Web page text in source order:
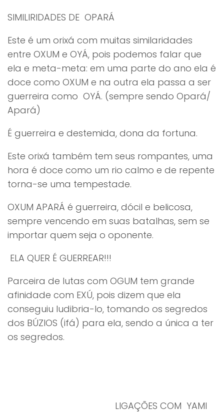
SIMILIRIDADES DE OPARÁ
Este é um orixá com muitas similaridades
entre OXUM e OYÁ, pois podemos falar que
ela e meta-meta: em uma parte do ano ela é
doce como OXUM e na outra ela passa a ser
guerreira como OYÁ. (sempre sendo Opará/
Apará)
É guerreira e destemida, dona da fortuna.
Este orixá também tem seus rompantes, uma
hora é doce como um rio calmo e de repente
torna-se uma tempestade.
OXUM APARÁ é guerreira, dócil e belicosa,
sempre vencendo em suas batalhas, sem se
importar quem seja o oponente.
ELA QUER É GUERREAR!!!
Parceira de lutas com OGUM tem grande
afinidade com EXÚ, pois dizem que ela
conseguiu ludibria-lo, tomando os segredos
dos BÚZIOS (ifá) para ela, sendo a única a ter
os segredos.
LIGAÇÕES COM YAMI